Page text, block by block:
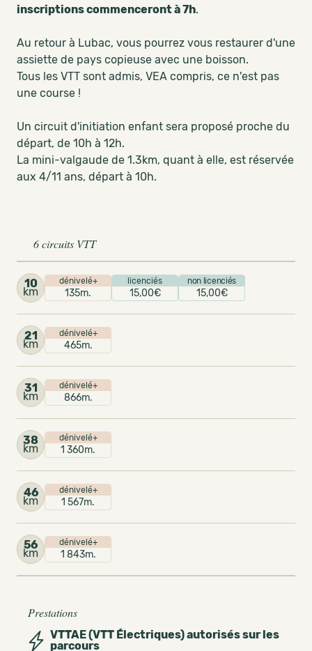
inscriptions commenceront à 7h.
Au retour à Lubac, vous pourrez vous restaurer d'une
assiette de pays copieuse avec une boisson.
Tous les VTT sont admis, VEA compris, ce n'est pas
une course !
Un circuit d'initiation enfant sera proposé proche du
départ, de 10h à 12h.
La mini-valgaude de 1.3km, quant à elle, est réservée
aux 4/11 ans, départ à 10h.
6 circuits VTT
10
km
dénivelé+
135m.
licenciés
15,00€
non licenciés
15,00€
21
km
dénivelé+
465m.
31
km
dénivelé+
866m.
38
km
dénivelé+
1 360m.
46
km
dénivelé+
1 567m.
56
km
dénivelé+
1 843m.
Prestations
VTTAE (VTT Électriques) autorisés sur les
parcours